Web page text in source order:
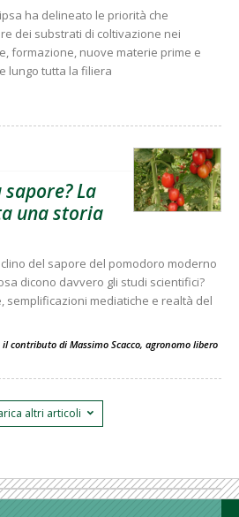
ha delineato le priorità che
dei substrati di coltivazione nei
formazione, nuove materie prime e
lungo tutta la filiera
La
una storia
del sapore del pomodoro moderno
dicono davvero gli studi scientifici?
semplificazioni mediatiche e realtà del
contributo di Massimo Scacco, agronomo libero
altri articoli